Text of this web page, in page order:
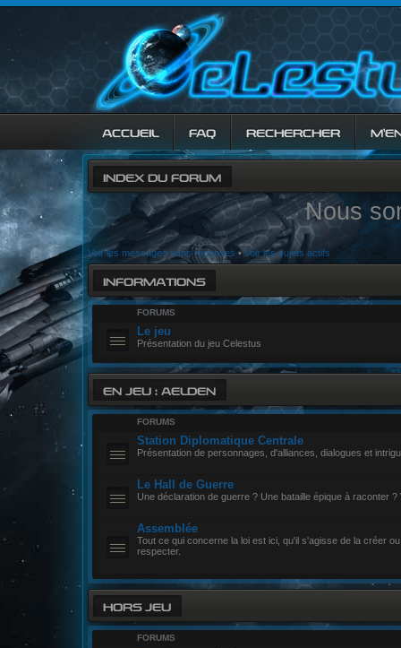
ACCUEIL FAQ RECHERCHER
INDEX DU FORUM
Nous
Voir les messages sans réponses•Voir les sujets actifs
INFORMATIONS
FORUMS
Le jeu
Présentation du jeu Celestus
EN JEU : AELDEN
FORUMS
Station Diplomatique Centrale
Présentation de personnages, d'alliances, dialogues et
Le Hall de Guerre
Une déclaration de guerre ? Une bataille épique à raconter ?
Assemblée
Tout ce qui concerne la loi est ici, qu'il s'agisse de la créer
respecter.
HORS JEU
FORUMS